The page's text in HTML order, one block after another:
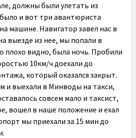
должны были улетать из
и вот три авантюриста
машине. Навигатор завел нас в
выезде из нее, мы попали в
плохо видно, была ночь. Пробили
10км/ч доехали до
который оказался закрыт.
и выехали в Минводы на такси,
совсем мало и таксист,
вошел в наше положение и ехал
мы приехали за 15 мин до